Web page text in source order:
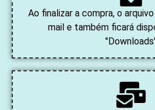
Ao finalizar a compra, o
mail e também ficará